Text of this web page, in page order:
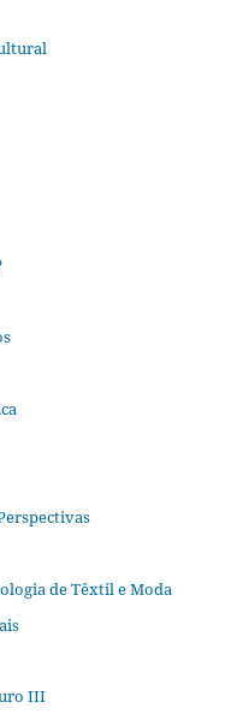
de Têxtil e Moda
III